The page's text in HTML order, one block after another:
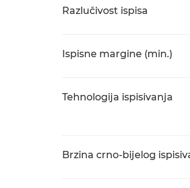
Razlučivost ispisa
Ispisne margine (min.)
Tehnologija ispisivanja
Brzina crno-bijelog